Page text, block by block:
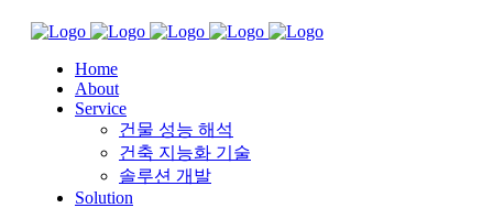
Home
About
Service
건물 성능 해석
건축 지능화 기술
솔루션 개발
Solution